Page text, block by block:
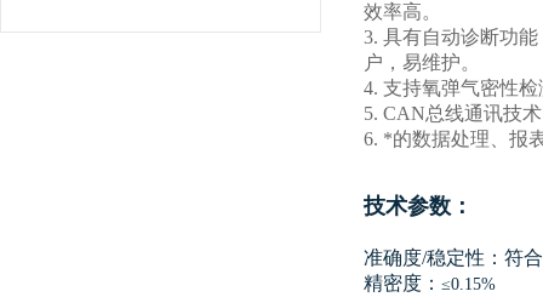
效率高。
3. 具有自动诊断功
户，易维护。
4. 支持氧弹气密性
5. CAN总线通讯技
6. *的数据处理、报
技术参数：
准确度/稳定性： 符
精密度： ≤0.15%